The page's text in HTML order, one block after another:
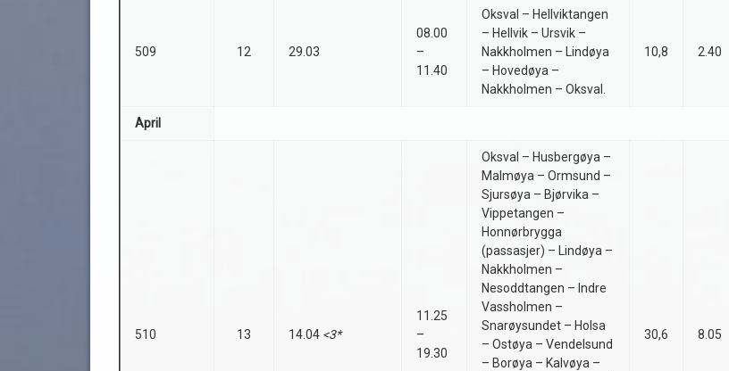
509 12 29.03
08.00
–
11.40
Oksval – Hellviktangen
– Hellvik – Ursvik –
Nakkholmen – Lindøya
– Hovedøya –
Nakkholmen – Oksval.
10,8 2.40
April
510 13 14.04 <3*
11.25
–
19.30
Oksval – Husbergøya –
Malmøya – Ormsund –
Sjursøya – Bjørvika –
Vippetangen –
Honnørbrygga
(passasjer) – Lindøya –
Nakkholmen –
Nesoddtangen – Indre
Vassholmen –
Snarøysundet – Holsa
– Ostøya – Vendelsund
– Borøya – Kalvøya –
30,6 8.05